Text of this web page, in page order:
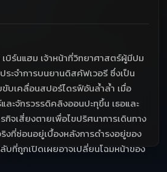
บิร์นแฮม เจ้าหน้าที่วิทยาศาสตร์ผู้มีปม
ะจำการบนยานดิสคัฟเวอรี ซึ่งเป็น
บเคลื่อนสปอร์ไดรฟ์อันล้ำล้ำ เมื่อ
ละจักรวรรดิคลิงออนปะทุขึ้น เธอและ
จเสี่ยงตายเพื่อไขปริศนาการเดินทาง
งที่ซ่อนอยู่เบื้องหลังการดำรงอยู่ของ
บที่ถูกเปิดเผยอาจเปลี่ยนโฉมหน้าของ